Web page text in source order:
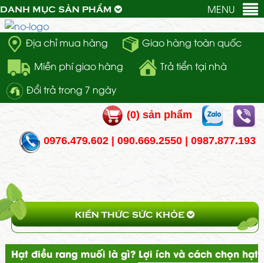
Địa chỉ mua hàng
Giao hàng toàn quốc
Miễn phí giao hàng
Trả tiển tại nhà
Đổi trả trong 7 ngày
(0) sản phẩm
0976.479.602 | 090.669.2550 | 0987.877.193
MENU
DANH MỤC SẢN PHẨM
KIẾN THỨC SỨC KHỎE
Hạt điều rang muối là gì? Lợi ích và cách chọn hạt